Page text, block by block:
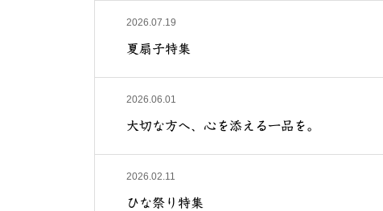
2026.07.19
夏扇子特集
2026.06.01
大切な方へ、心を添える一品を。
2026.02.11
ひな祭り特集